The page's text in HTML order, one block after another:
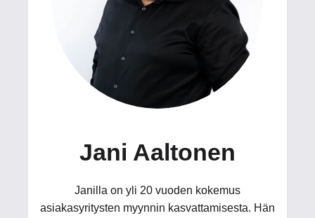
Jani Aaltonen
Janilla on yli 20 vuoden kokemus
asiakasyritysten myynnin kasvattamisesta. Hän